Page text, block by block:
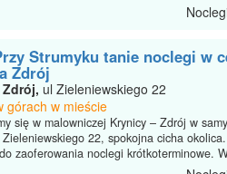
Strumyku tanie noclegi w
Zdrój
ul Zieleniewskiego 22
górach w mieście
się w malowniczej Krynicy – Zdrój w
22, spokojna cicha
zaoferowania noclegi krótkoterminowe.